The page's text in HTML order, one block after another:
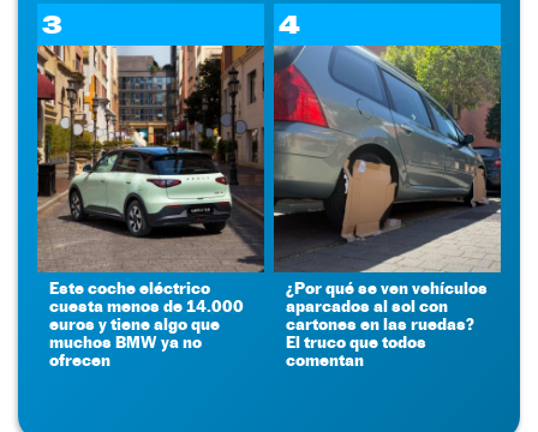
3
Este coche eléctrico
cuesta menos de 14.000
euros y tiene algo que
muchos BMW ya no
ofrecen
4
¿Por qué se ven vehículos
aparcados al sol con
cartones en las ruedas?
El truco que todos
comentan